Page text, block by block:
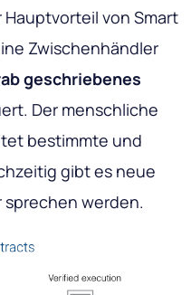
von Smart
Zwischenhändler
geschriebenes
Der menschliche
bestimmte und
gibt es neue
werden.